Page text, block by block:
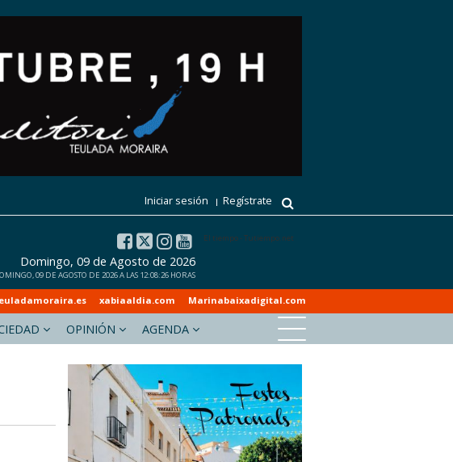
Iniciar sesión Regístrate
El tiempo - Tutiempo.net
Domingo, 09 de Agosto de 2026
09 DE AGOSTO DE 2026 A LAS 12:08:26 HORAS
xabiaaldia.com Marinabaixadigital.com
OPINIÓN AGENDA